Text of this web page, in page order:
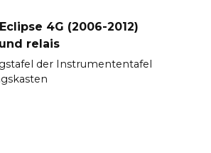
4G (2006-2012)
relais
der Instrumententafel